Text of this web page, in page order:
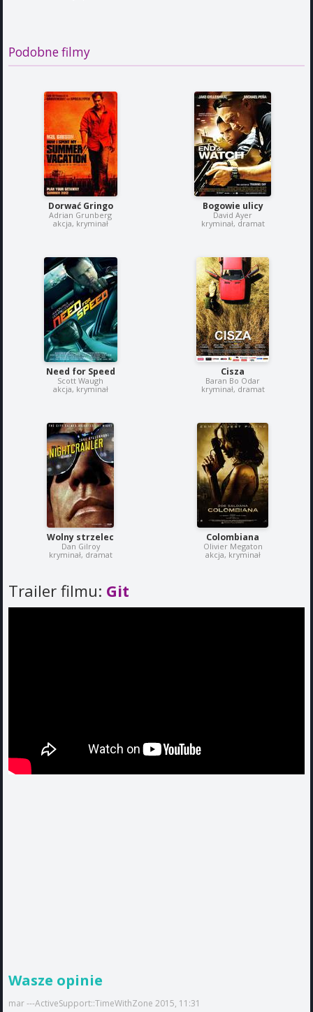
Podobne filmy
Dorwać Gringo
Adrian Grunberg
akcja, kryminał
Bogowie ulicy
David Ayer
kryminał, dramat
Need for Speed
Scott Waugh
akcja, kryminał
Cisza
Baran Bo Odar
kryminał, dramat
Wolny strzelec
Dan Gilroy
kryminał, dramat
Colombiana
Olivier Megaton
akcja, kryminał
Trailer filmu: Git
Wasze opinie
mar ---ActiveSupport::TimeWithZone 2015, 11:31